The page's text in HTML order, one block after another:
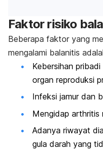
Faktor risiko
Beberapa faktor yang
mengalami balanitis
Kebersihan
organ reproduksi
Infeksi jamur dan
Mengidap arthritis
Adanya riwayat
gula darah yang